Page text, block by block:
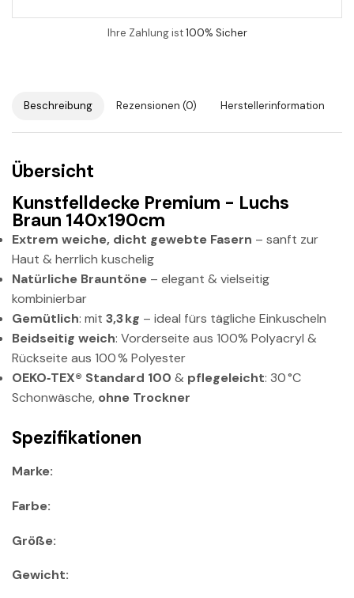
Ihre Zahlung ist100% Sicher
Beschreibung Rezensionen (0) Herstellerinformation
Übersicht
Kunstfelldecke Premium - Luchs
Braun 140x190cm
Extrem weiche, dicht gewebte Fasern – sanft zur
Haut & herrlich kuschelig
Natürliche Brauntöne – elegant & vielseitig
kombinierbar
Gemütlich: mit 3,3 kg – ideal fürs tägliche Einkuscheln
Beidseitig weich: Vorderseite aus 100% Polyacryl &
Rückseite aus 100 % Polyester
OEKO‑TEX® Standard 100 & pflegeleicht: 30 °C
Schonwäsche, ohne Trockner
Spezifikationen
Marke:
Farbe:
Größe:
Gewicht: